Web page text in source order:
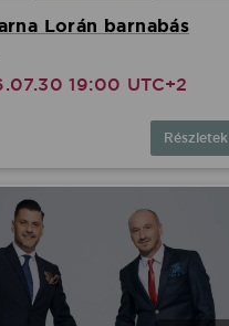
Lorán barnabás
19:00 UTC+2
Részletek